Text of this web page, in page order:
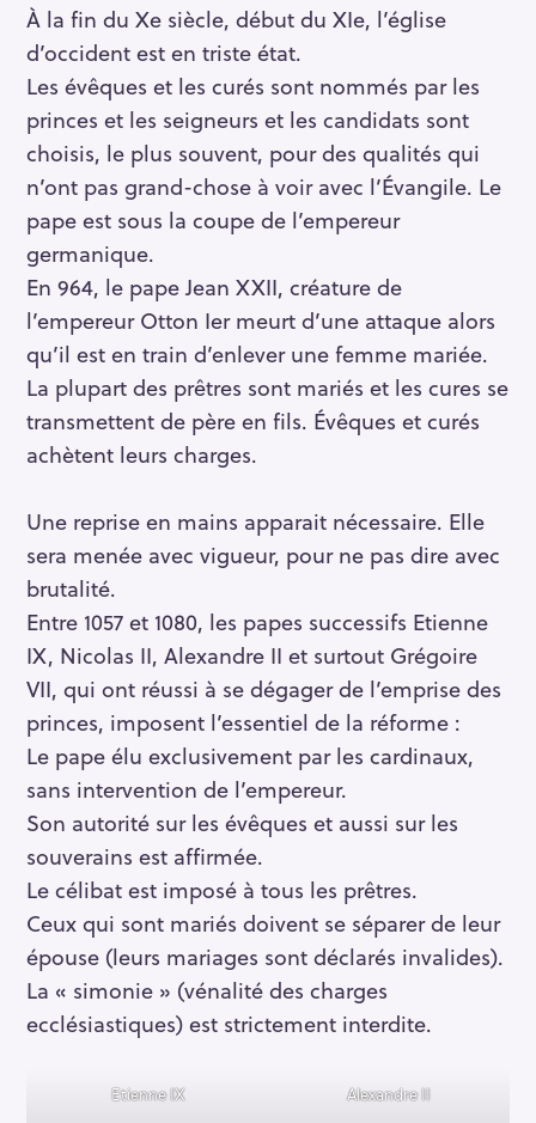
À la fin du Xe siècle, début du XIe, l’église
d’occident est en triste état.
Les évêques et les curés sont nommés par les
princes et les seigneurs et les candidats sont
choisis, le plus souvent, pour des qualités qui
n’ont pas grand-chose à voir avec l’Évangile. Le
pape est sous la coupe de l’empereur
germanique.
En 964, le pape Jean XXII, créature de
l’empereur Otton Ier meurt d’une attaque alors
qu’il est en train d’enlever une femme mariée.
La plupart des prêtres sont mariés et les cures se
transmettent de père en fils. Évêques et curés
achètent leurs charges.
Une reprise en mains apparait nécessaire. Elle
sera menée avec vigueur, pour ne pas dire avec
brutalité.
Entre 1057 et 1080, les papes successifs Etienne
IX, Nicolas II, Alexandre II et surtout Grégoire
VII, qui ont réussi à se dégager de l’emprise des
princes, imposent l’essentiel de la réforme :
Le pape élu exclusivement par les cardinaux,
sans intervention de l’empereur.
Son autorité sur les évêques et aussi sur les
souverains est affirmée.
Le célibat est imposé à tous les prêtres.
Ceux qui sont mariés doivent se séparer de leur
épouse (leurs mariages sont déclarés invalides).
La « simonie » (vénalité des charges
ecclésiastiques) est strictement interdite.
Etienne IX Alexandre II